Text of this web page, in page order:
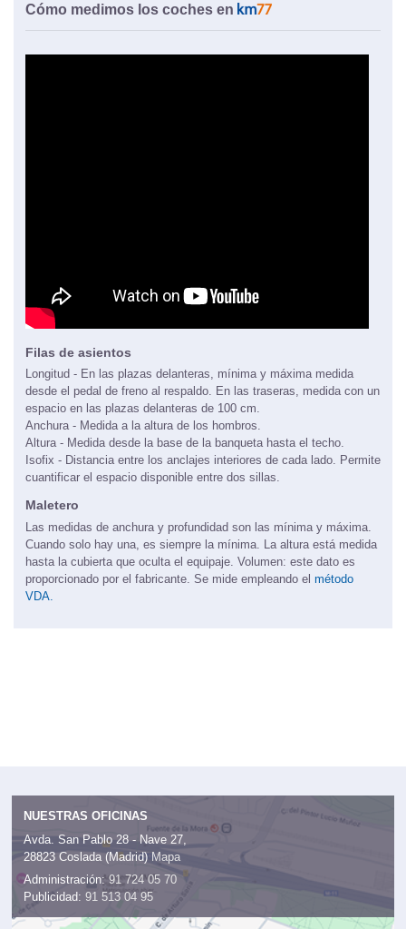
Cómo medimos los coches en
Filas de asientos
Longitud - En las plazas delanteras, mínima y máxima medida
desde el pedal de freno al respaldo. En las traseras, medida con un
espacio en las plazas delanteras de 100 cm.
Anchura - Medida a la altura de los hombros.
Altura - Medida desde la base de la banqueta hasta el techo.
Isofix - Distancia entre los anclajes interiores de cada lado. Permite
cuantificar el espacio disponible entre dos sillas.
Maletero
Las medidas de anchura y profundidad son las mínima y máxima.
Cuando solo hay una, es siempre la mínima. La altura está medida
hasta la cubierta que oculta el equipaje. Volumen: este dato es
proporcionado por el fabricante. Se mide empleando el método
VDA.
NUESTRAS OFICINAS
Avda. San Pablo 28 - Nave 27,
28823 Coslada (Madrid) Mapa
Administración: 91 724 05 70
Publicidad: 91 513 04 95